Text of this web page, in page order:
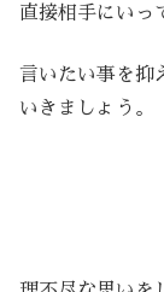
直接相手にいっ
言いたい事を抑
いきましょう。